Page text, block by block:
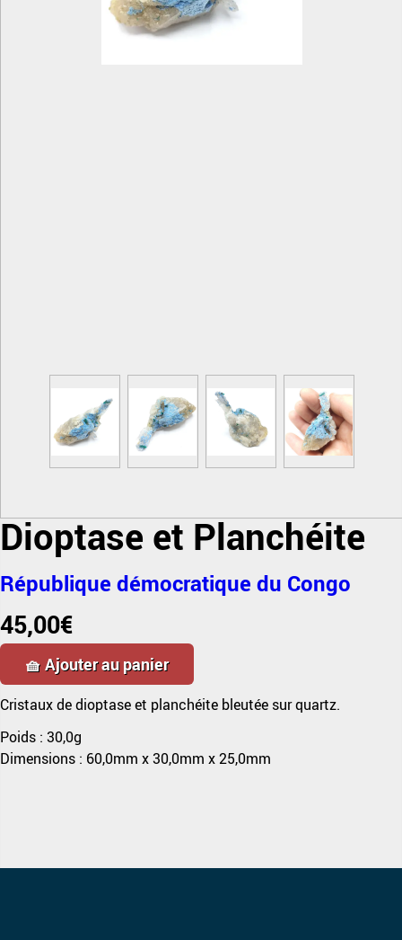
Dioptase et Planchéite
République démocratique du Congo
45,00€
🧺 Ajouter au panier
Cristaux de dioptase et planchéite bleutée sur quartz.
Poids : 30,0g
Dimensions : 60,0mm x30,0mm x25,0mm